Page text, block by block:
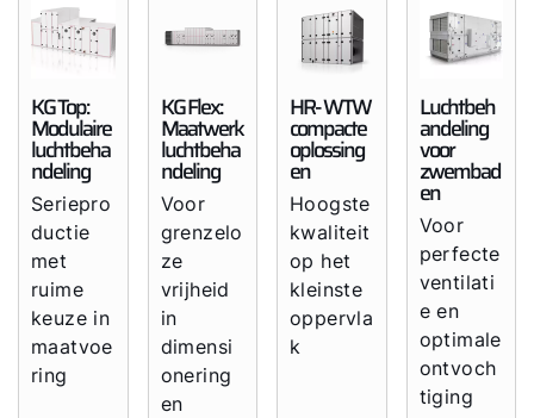
KG Top:
Modulaire
luchtbeha
ndeling
Seriepro
ductie
met
ruime
keuze in
maatvoe
ring
KG Flex:
Maatwerk
luchtbeha
ndeling
Voor
grenzelo
ze
vrijheid
in
dimensi
onering
en
HR- WTW
compacte
oplossing
en
Hoogste
kwaliteit
op het
kleinste
oppervla
k
Luchtbeh
andeling
voor
zwembad
en
Voor
perfecte
ventilati
e en
optimale
ontvoch
tiging